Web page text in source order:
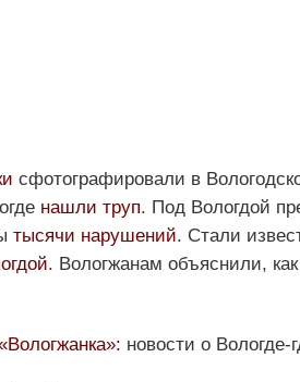
сфотографировали в
нашли труп. Под Вологдой
тысячи нарушений. Стали
. Вологжанам объяснили, как
новости о Вологде-